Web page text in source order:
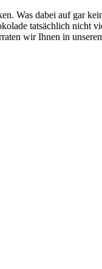
Was dabei auf gar
tatsächlich nicht
wir Ihnen in